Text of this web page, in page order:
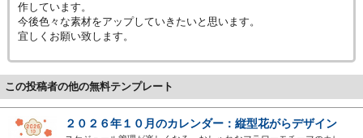
作しています。
今後色々な素材をアップしていきたいと思います。
宜しくお願い致します。
この投稿者の他の無料テンプレート
２０２６年１０月のカレンダー：縦型花がらデザイン